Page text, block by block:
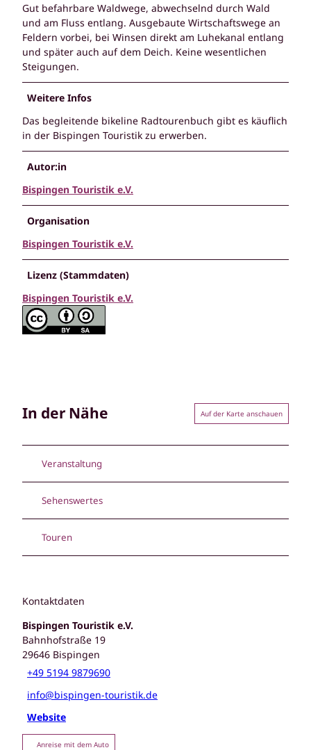
Gut befahrbare Waldwege, abwechselnd durch Wald
und am Fluss entlang. Ausgebaute Wirtschaftswege an
Feldern vorbei, bei Winsen direkt am Luhekanal entlang
und später auch auf dem Deich. Keine wesentlichen
Steigungen.
Weitere Infos
Das begleitende bikeline Radtourenbuch gibt es käuflich
in der Bispingen Touristik zu erwerben.
Autor:in
Bispingen Touristik e.V.
Organisation
Bispingen Touristik e.V.
Lizenz (Stammdaten)
Bispingen Touristik e.V.
In der Nähe Auf der Karte anschauen
Veranstaltung
Sehenswertes
Touren
Kontaktdaten
Bispingen Touristik e.V.
Bahnhofstraße 19
29646 Bispingen
+49 5194 9879690
info@bispingen-touristik.de
Website
Anreise mit dem Auto